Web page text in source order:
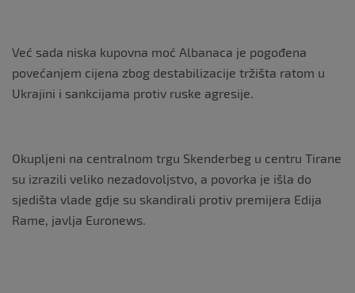
Već sada niska kupovna moć Albanaca je pogođena
povećanjem cijena zbog destabilizacije tržišta ratom u
Ukrajini i sankcijama protiv ruske agresije.
Okupljeni na centralnom trgu Skenderbeg u centru Tirane
su izrazili veliko nezadovoljstvo, a povorka je išla do
sjedišta vlade gdje su skandirali protiv premijera Edija
Rame, javlja Euronews.